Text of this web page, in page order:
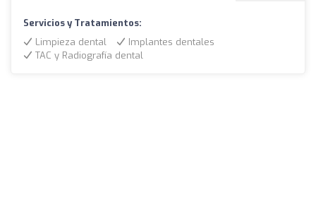
Servicios y Tratamientos:
Limpieza dental
Implantes dentales
TAC y Radiografía dental